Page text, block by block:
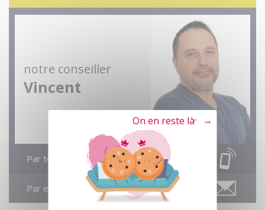
notre conseiller
Vincent
Par téléphone
Par email
Tout refuser